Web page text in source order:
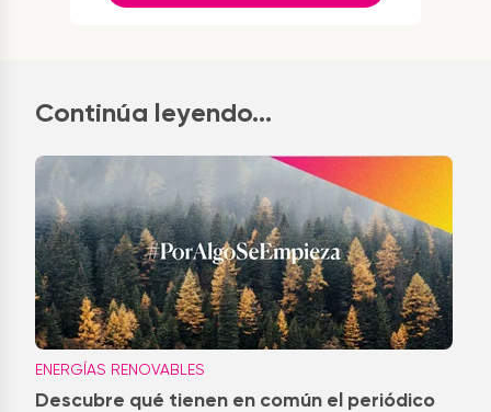
Continúa leyendo...
ENERGÍAS RENOVABLES
Descubre qué tienen en común el periódico